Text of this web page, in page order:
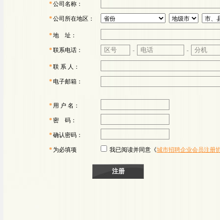
*公司名称：
*公司所在地区：
*地 址：
*联系电话： - -
*联 系 人：
*电子邮箱：
* 用 户 名：
*密 码：
*确认密码：
* 为必填项 我已阅读并同意《城市招聘企业会员注册